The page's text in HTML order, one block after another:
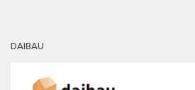
DAIBAU